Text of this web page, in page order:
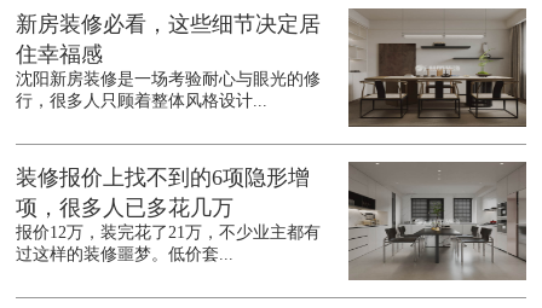
新房装修必看，这些细节决定居
住幸福感
沈阳新房装修是一场考验耐心与眼光的修
行，很多人只顾着整体风格设计...
装修报价上找不到的6项隐形增
项，很多人已多花几万
报价12万，装完花了21万，不少业主都有
过这样的装修噩梦。低价套...